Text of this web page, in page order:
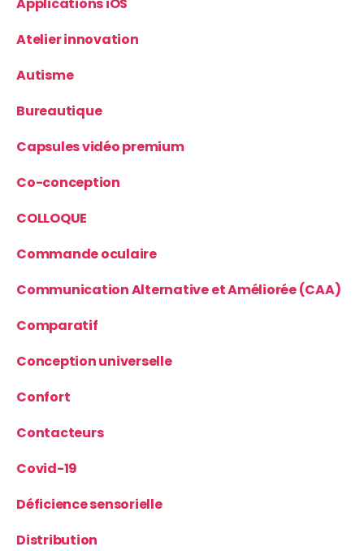
Applications iOS
Atelier innovation
Autisme
Bureautique
Capsules vidéo premium
Co-conception
COLLOQUE
Commande oculaire
Communication Alternative et Améliorée (CAA)
Comparatif
Conception universelle
Confort
Contacteurs
Covid-19
Déficience sensorielle
Distribution